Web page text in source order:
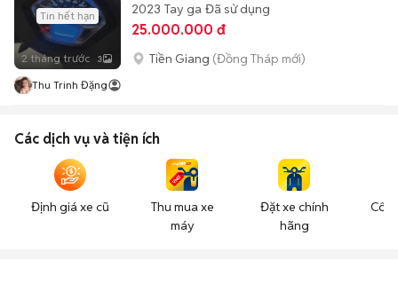
Tin hết hạn
2 tháng trước 3
2023 Tay ga Đã sử dụng
25.000.000 đ
Tiền Giang (Đồng Tháp mới)
Thu Trinh Đặng
Các dịch vụ và tiện ích
Định giá xe cũ
Thu mua xe
máy
Đặt xe chính
hãng